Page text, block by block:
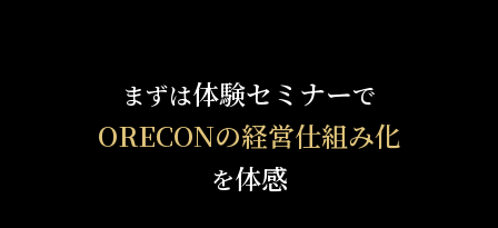
まずは体験セミナーで
ORECONの経営仕組み化
を体感